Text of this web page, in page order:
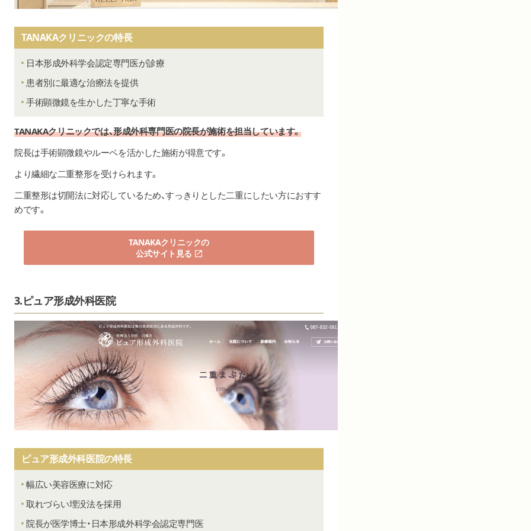
TANAKAクリニックの特長
日本形成外科学会認定専門医が診療
患者別に最適な治療法を提供
手術顕微鏡を生かした丁寧な手術
TANAKAクリニックでは、形成外科専門医の院長が施術を担当しています。
院長は手術顕微鏡やルーペを活かした施術が得意です。
より繊細な二重整形を受けられます。
二重整形は切開法に対応しているため、すっきりとした二重にしたい方におすす
めです。
TANAKAクリニックの
公式サイト見る
3.ピュア形成外科医院
ピュア形成外科医院の特長
幅広い美容医療に対応
取れづらい埋没法を採用
院長が医学博士・日本形成外科学会認定専門医